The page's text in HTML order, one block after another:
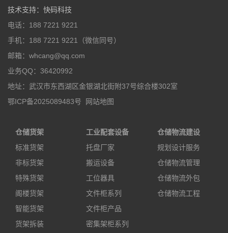
技术支持： 快码科技
电话：188 7221 9221
手机：188 7221 9221（微信同号）
邮箱：whcang@qq.com
业务QQ：36420992
地址：武汉市东西湖区金银湖北街附37号综合楼302室
鄂ICP备2025089483号
网站地图
仓储货架
标准货架
非标货架
特殊货架
阁楼货架
智能货架
货架拆装
工业配套设备
托盘厂家
搬运设备
工位器具
文件柜系列
文件柜产品
密集架柜系列
仓储物流建设
规划设计服务
仓储物流管理
仓储物流外包
仓储物流工程